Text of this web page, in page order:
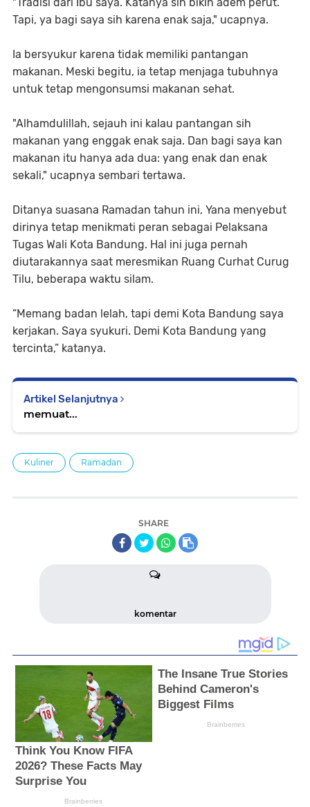
Tapi, ya bagi saya sih karena enak saja," ucapnya.
Ia bersyukur karena tidak memiliki pantangan
makanan. Meski begitu, ia tetap menjaga tubuhnya
untuk tetap mengonsumsi makanan sehat.
"Alhamdulillah, sejauh ini kalau pantangan sih
makanan yang enggak enak saja. Dan bagi saya kan
makanan itu hanya ada dua: yang enak dan enak
sekali," ucapnya sembari tertawa.
Ditanya suasana Ramadan tahun ini, Yana menyebut
dirinya tetap menikmati peran sebagai Pelaksana
Tugas Wali Kota Bandung. Hal ini juga pernah
diutarakannya saat meresmikan Ruang Curhat Curug
Tilu, beberapa waktu silam.
“Memang badan lelah, tapi demi Kota Bandung saya
kerjakan. Saya syukuri. Demi Kota Bandung yang
tercinta,” katanya.
Artikel Selanjutnya
memuat...
Kuliner Ramadan
SHARE
komentar